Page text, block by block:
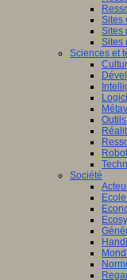
Sites
Sites
Sites
Sciences et
Société